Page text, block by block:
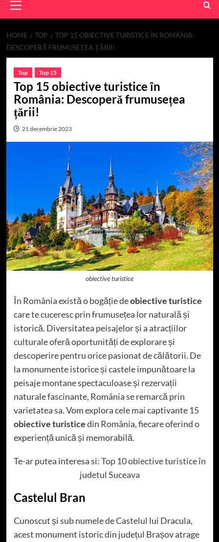
Menu
HOME TOP
TOP 15 OBIECTIVE TURISTICE ÎN ROMÂNIA:
DESCOPERĂ FRUMUSEȚEA ȚĂRII!
Top Top 15
Top 15 obiective turistice în
România: Descoperă frumusețea
țării!
21 decembrie 2023
obiective turistice
În România există o bogăție deobiective turistice
care te cuceresc prin frumusețea lor naturală și
istorică. Diversitatea peisajelor și a atracțiilor
culturale oferă oportunități de explorare și
descoperire pentru orice pasionat de călătorii. De
la monumente istorice și castele impunătoare la
peisaje montane spectaculoase și rezervații
naturale fascinante, România se remarcă prin
varietatea sa. Vom explora cele mai captivante 15
obiective turisticedin România, fiecare oferind o
experiență unică și memorabilă.
Te-ar putea interesa si:Top 10 obiective turistice în
judetul Suceava
Castelul Bran
Cunoscut și sub numele de Castelul lui Dracula,
acest monument istoric din județul Brașov atrage